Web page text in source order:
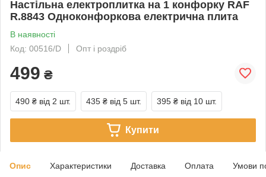
Настільна електроплитка на 1 конфорку RAF
R.8843 Одноконфоркова електрична плита
В наявності
Код: 00516/D
Опт і роздріб
499 ₴
490 ₴ від 2 шт. 435 ₴ від 5 шт. 395 ₴ від 10 шт.
Купити
Опис Характеристики Доставка Оплата Умови